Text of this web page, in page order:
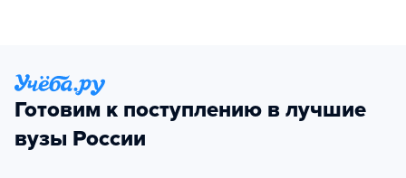
Готовим к поступлению в лучшие
вузы России